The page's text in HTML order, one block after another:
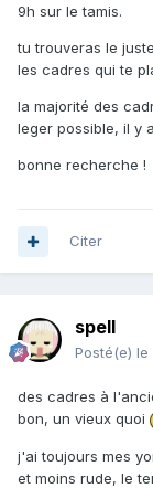
9h sur le tamis.
tu trouveras le
les cadres qui te
la majorité des
leger possible, il y
bonne recherche !
Citer
spell
Posté(e) le
des cadres à
bon, un vieux quoi
j'ai toujours mes
et moins rude, le